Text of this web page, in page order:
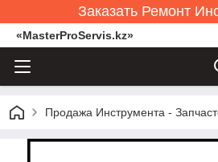
Заказать Ремонт
«MasterProServis.kz»
Продажа Инструмента -